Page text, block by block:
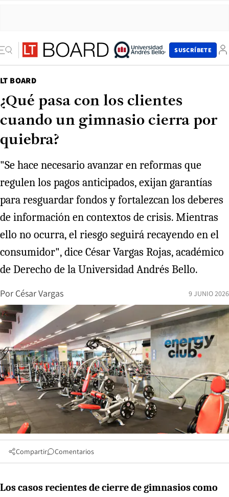
SUSCRÍBETE
LT BOARD
¿Qué pasa con los clientes
cuando un gimnasio cierra por
quiebra?
"Se hace necesario avanzar en reformas que
regulen los pagos anticipados, exijan garantías
para resguardar fondos y fortalezcan los deberes
de información en contextos de crisis. Mientras
ello no ocurra, el riesgo seguirá recayendo en el
consumidor", dice César Vargas Rojas, académico
de Derecho de la Universidad Andrés Bello.
Por César Vargas 9 JUNIO 2026
Compartir Comentarios
Los casos recientes de cierre de gimnasios como